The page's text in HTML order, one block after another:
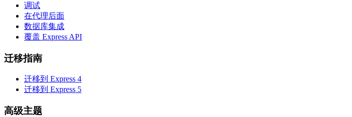
调试
在代理后面
数据库集成
覆盖 Express API
迁移指南
迁移到 Express 4
迁移到 Express 5
高级主题